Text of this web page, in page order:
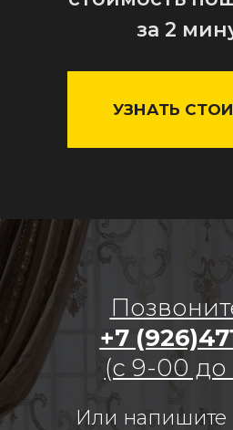
УЗНАТЬ
за 2
+7
(с 9-00 до
Или напишите